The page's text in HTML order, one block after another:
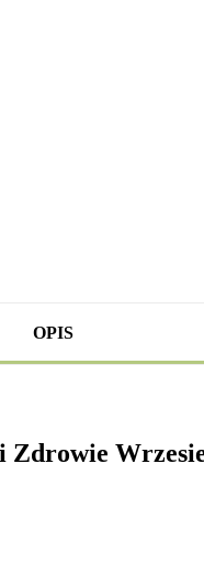
OPIS
Zdrowie